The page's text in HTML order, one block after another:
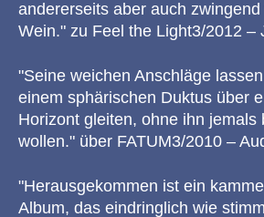
andererseits aber auch
Wein." zu Feel the Light3/2012 –
"Seine weichen Anschläge
einem sphärischen Duktus über
Horizont gleiten, ohne ihn jemals
wollen." über FATUM3/2010 –
"Herausgekommen ist ein
Album, das eindringlich wie